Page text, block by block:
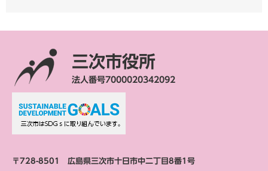
三次市役所
法人番号7000020342092
〒728-8501 広島県三次市十日市中二丁目8番1号